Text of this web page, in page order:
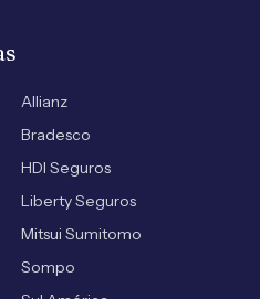
Allianz
Bradesco
HDI Seguros
Liberty Seguros
Mitsui Sumitomo
Sompo